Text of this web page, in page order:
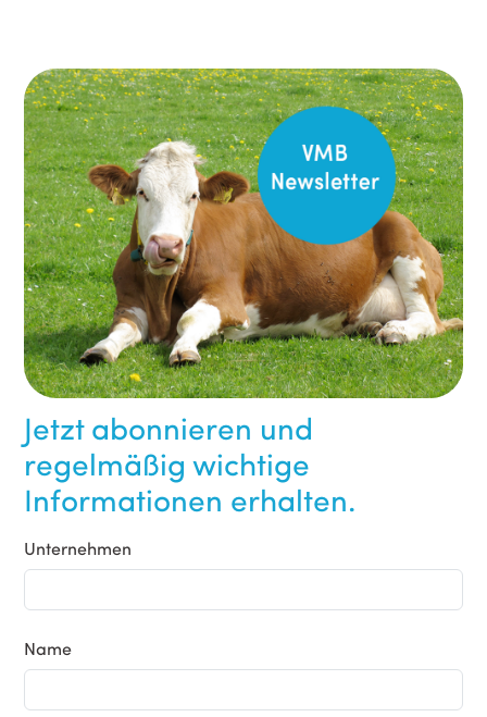
Jetzt abonnieren und
regelmäßig wichtige
Informationen erhalten.
Unternehmen
Name